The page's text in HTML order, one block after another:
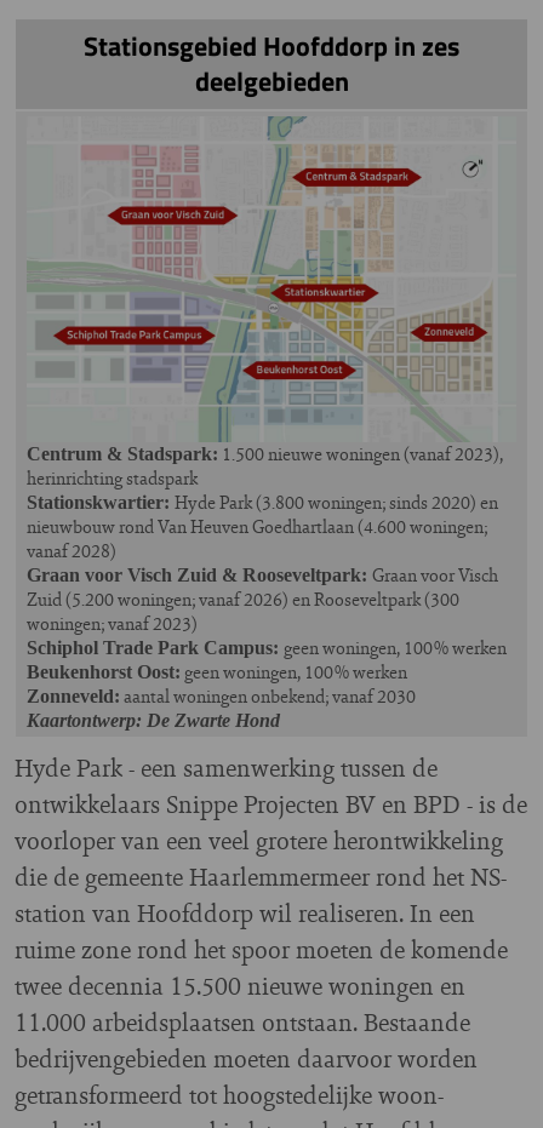
Stationsgebied Hoofddorp in zes
deelgebieden
Centrum & Stadspark: 1.500 nieuwe woningen (vanaf 2023),
herinrichting stadspark
Stationskwartier: Hyde Park (3.800 woningen; sinds 2020) en
nieuwbouw rond Van Heuven Goedhartlaan (4.600 woningen;
vanaf 2028)
Graan voor Visch Zuid & Rooseveltpark: Graan voor Visch
Zuid (5.200 woningen; vanaf 2026) en Rooseveltpark (300
woningen; vanaf 2023)
Schiphol Trade Park Campus: geen woningen, 100% werken
Beukenhorst Oost: geen woningen, 100% werken
Zonneveld: aantal woningen onbekend; vanaf 2030
Kaartontwerp: De Zwarte Hond
Hyde Park - een samenwerking tussen de
ontwikkelaars Snippe Projecten BV en BPD - is de
voorloper van een veel grotere herontwikkeling
die de gemeente Haarlemmermeer rond het NS-
station van Hoofddorp wil realiseren. In een
ruime zone rond het spoor moeten de komende
twee decennia 15.500 nieuwe woningen en
11.000 arbeidsplaatsen ontstaan. Bestaande
bedrijvengebieden moeten daarvoor worden
getransformeerd tot hoogstedelijke woon-